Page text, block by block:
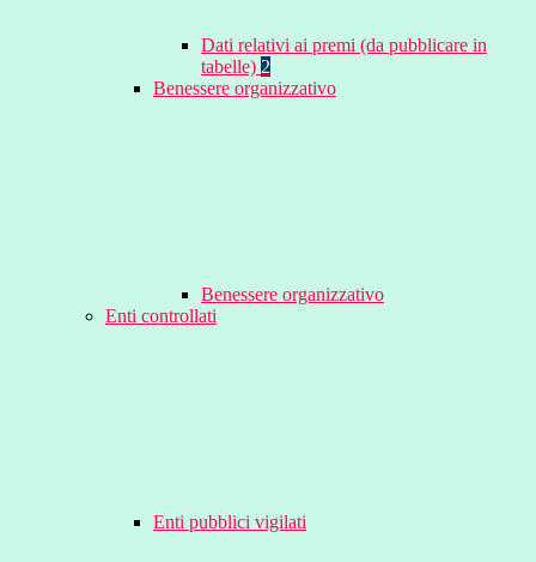
Dati relativi ai premi (da pubblicare in
tabelle) 2
Benessere organizzativo
Benessere organizzativo
Enti controllati
Enti pubblici vigilati